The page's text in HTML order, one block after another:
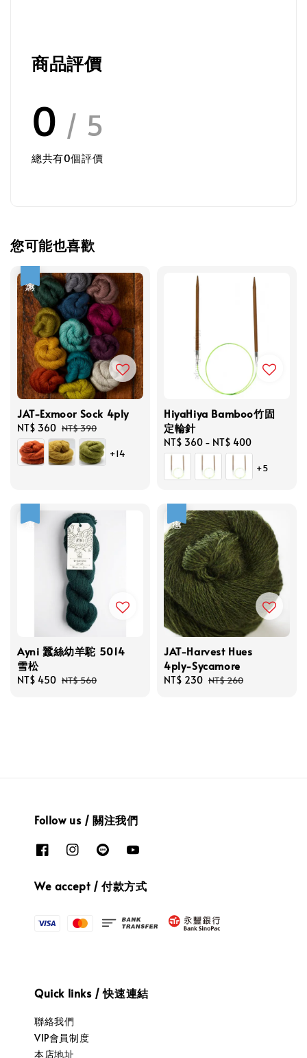
商品評價
0 / 5
總共有0個評價
您可能也喜歡
JAT-Exmoor Sock 4ply
Sale
price
NT$ 360 Regular
price
NT$ 390
+14
HiyaHiya Bamboo竹固
定輪針
Regular
price
NT$ 360 - NT$ 400
+5
Ayni 蠶絲幼羊駝 5014
雪松
Sale
NT$ 450 Regular
NT$ 560
JAT-Harvest Hues
4ply-Sycamore
Sale
NT$ 230 Regular
NT$ 260
Follow us / 關注我們
We accept / 付款方式
Quick links / 快速連結
聯絡我們
VIP會員制度
本店地址